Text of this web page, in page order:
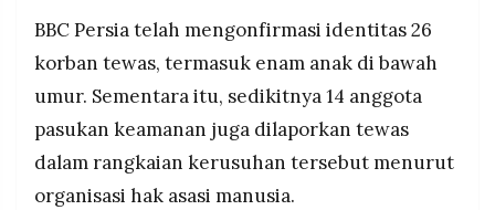
BBC Persia telah mengonfirmasi identitas 26
korban tewas, termasuk enam anak di bawah
umur. Sementara itu, sedikitnya 14 anggota
pasukan keamanan juga dilaporkan tewas
dalam rangkaian kerusuhan tersebut menurut
organisasi hak asasi manusia.